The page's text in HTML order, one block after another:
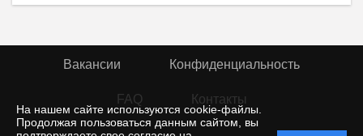
На нашем сайте используются cookie-файлы.
Продолжая пользоваться данным сайтом, вы
Вакансии Конфиденциальность
FAQ Контакты